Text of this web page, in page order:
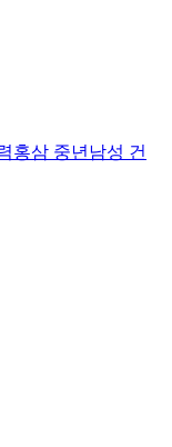
홍삼 중년남성 건